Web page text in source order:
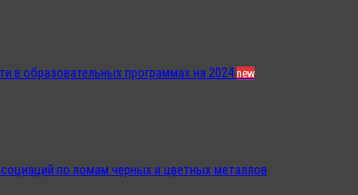
в образовательных программах на 2024new
по ломам черных и цветных металлов